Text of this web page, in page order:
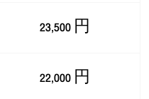
23,500 円
22,000 円